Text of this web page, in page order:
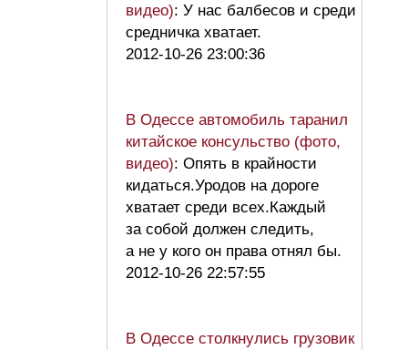
видео): У нас балбесов и среди
средничка хватает.
2012-10-26 23:00:36
В Одессе автомобиль таранил
китайское консульство (фото,
видео): Опять в крайности
кидаться.Уродов на дороге
хватает среди всех.Каждый
за собой должен следить,
а не у кого он права отнял бы.
2012-10-26 22:57:55
В Одессе столкнулись грузовик